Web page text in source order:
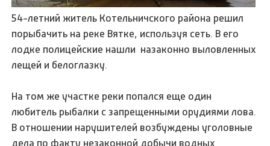
54-летний житель Котельничского района решил
порыбачить на реке Вятке, используя сеть. В его
лодке полицейские нашли назаконно выловленных
лещей и белоглазку.
На том же участке реки попался еще один
любитель рыбалки с запрещенными орудиями лова.
В отношении нарушителей возбуждены уголовные
дела по факту незаконной добычи водных